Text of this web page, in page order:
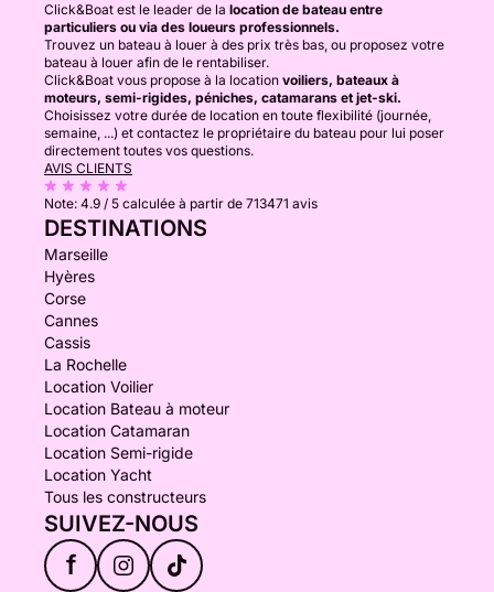
Click&Boat est le leader de la location de bateau entre
particuliers ou via des loueurs professionnels.
Trouvez un bateau à louer à des prix très bas, ou proposez votre
bateau à louer afin de le rentabiliser.
Click&Boat vous propose à la location voiliers, bateaux à
moteurs, semi-rigides, péniches, catamarans et jet-ski.
Choisissez votre durée de location en toute flexibilité (journée,
semaine, ...) et contactez le propriétaire du bateau pour lui poser
directement toutes vos questions.
AVIS CLIENTS
Note: 4.9 / 5 calculée à partir de 713471 avis
DESTINATIONS
Marseille
Hyères
Corse
Cannes
Cassis
La Rochelle
Location Voilier
Location Bateau à moteur
Location Catamaran
Location Semi-rigide
Location Yacht
Tous les constructeurs
SUIVEZ-NOUS
f